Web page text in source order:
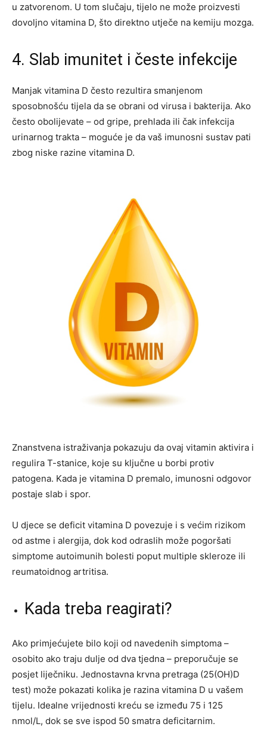
u zatvorenom. U tom slučaju, tijelo ne može proizvesti
dovoljno vitamina D, što direktno utječe na kemiju mozga.
4. Slab imunitet i česte infekcije
Manjak vitamina D često rezultira smanjenom
sposobnošću tijela da se obrani od virusa i bakterija. Ako
često obolijevate – od gripe, prehlada ili čak infekcija
urinarnog trakta – moguće je da vaš imunosni sustav pati
zbog niske razine vitamina D.
Znanstvena istraživanja pokazuju da ovaj vitamin aktivira i
regulira T-stanice, koje su ključne u borbi protiv
patogena. Kada je vitamina D premalo, imunosni odgovor
postaje slab i spor.
U djece se deficit vitamina D povezuje i s većim rizikom
od astme i alergija, dok kod odraslih može pogoršati
simptome autoimunih bolesti poput multiple skleroze ili
reumatoidnog artritisa.
Kada treba reagirati?
Ako primjećujete bilo koji od navedenih simptoma –
osobito ako traju dulje od dva tjedna – preporučuje se
posjet liječniku. Jednostavna krvna pretraga (25(OH)D
test) može pokazati kolika je razina vitamina D u vašem
tijelu. Idealne vrijednosti kreću se između 75 i 125
nmol/L, dok se sve ispod 50 smatra deficitarnim.